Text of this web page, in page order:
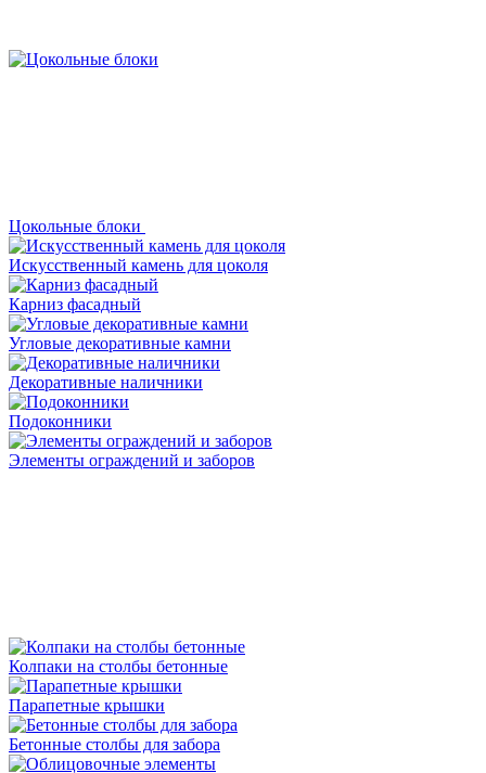
Цокольные блоки
Искусственный камень для цоколя
Карниз фасадный
Угловые декоративные камни
Декоративные наличники
Подоконники
Элементы ограждений и заборов
Колпаки на столбы бетонные
Парапетные крышки
Бетонные столбы для забора